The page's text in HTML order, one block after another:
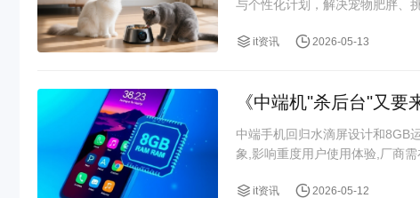
与个性化计划，解决宠物肥胖、
it资讯 2026-05-13
《中端机"杀后台"又要
中端手机回归水滴屏设计和8GB
象,影响重度用户使用体验,厂商需
it资讯 2026-05-12